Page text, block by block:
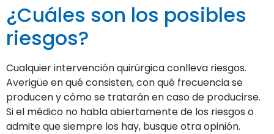
¿Cuáles son los posibles
riesgos?
Cualquier intervención quirúrgica conlleva riesgos.
Averigüe en qué consisten, con qué frecuencia se
producen y cómo se tratarán en caso de producirse.
Si el médico no habla abiertamente de los riesgos o
admite que siempre los hay, busque otra opinión.